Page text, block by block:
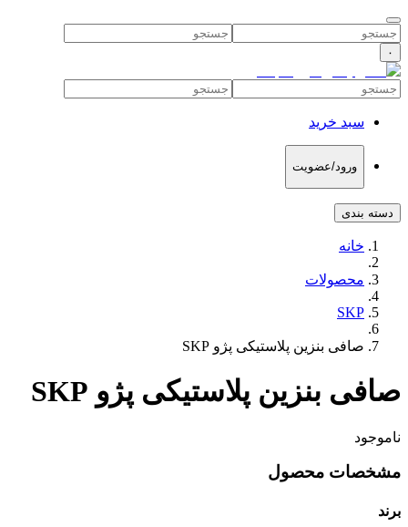
۰
سبد خرید
ورود/عضویت
دسته بندی
خانه
محصولات
SKP
صافی بنزین پلاستیکی پژو SKP
صافی بنزین پلاستیکی پژو SKP
ناموجود
مشخصات محصول
برند